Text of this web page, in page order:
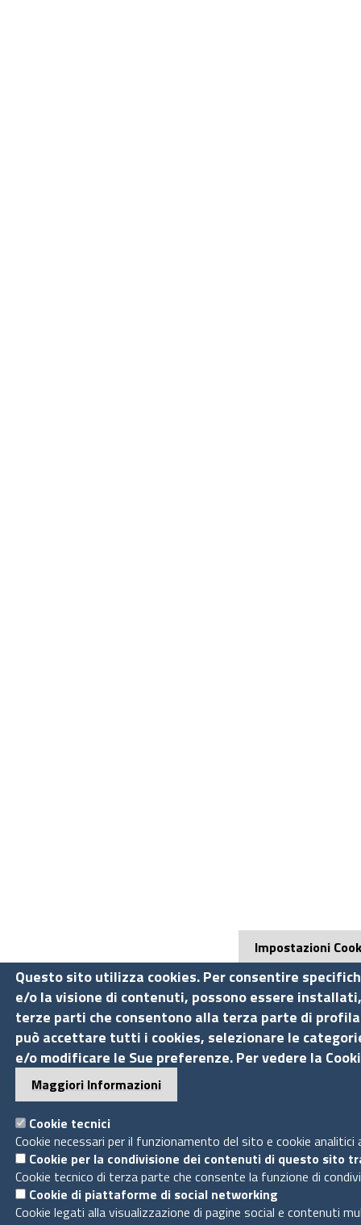
Impostazioni
Questo sito utilizza cookies. Per consentire
e/o la visione di contenuti, possono essere
terze parti che consentono alla terza parte di
può accettare tutti i cookies, selezionare le
e/o modificare le Sue preferenze. Per vedere la
Maggiori Informazioni
Cookie tecnici
Cookie necessari per il funzionamento del sito e cookie analitici
Cookie per la condivisione dei contenuti di questo
Cookie tecnico di terza parte che consente la funzione di
Cookie di piattaforme di social networking
Cookie legati alla visualizzazione di pagine social e contenuti